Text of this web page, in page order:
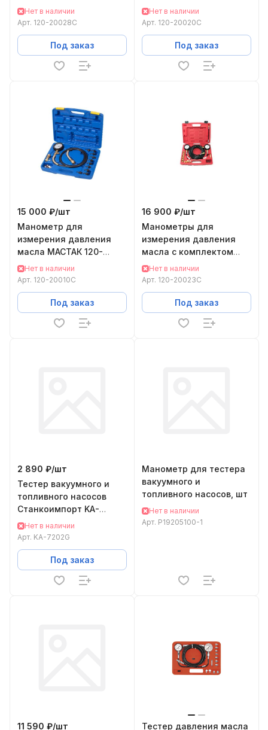
20028C
Нет в наличии
Арт. 120-20028C
Под заказ
20020C
Нет в наличии
Арт. 120-20020C
Под заказ
15 000 ₽/шт
Манометр для
измерения давления
масла МАСТАК 120-
20010C
Нет в наличии
Арт. 120-20010C
Под заказ
16 900 ₽/шт
Манометры для
измерения давления
масла с комплектом
адаптеров МАСТАК 120-
20023C
Нет в наличии
Арт. 120-20023C
Под заказ
2 890 ₽/шт
Тестер вакуумного и
топливного насосов
Станкоимпорт KA-
7202G
Нет в наличии
Арт. KA-7202G
Под заказ
Манометр для тестера
вакуумного и
топливного насосов, шт
Нет в наличии
Арт. P19205100-1
11 590 ₽/шт Тестер давления масла